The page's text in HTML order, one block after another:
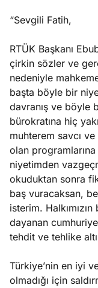
“Sevgili Fatih,
RTÜK Başkanı
çirkin sözler ve
nedeniyle
başta böyle bir
davranış ve böyle
bürokratına hiç
muhterem savcı ve
olan
niyetimden
okuduktan sonra
baş vuracaksan,
isterim.
dayanan
tehdit ve tehlike
Türkiye’nin en iyi
olmadığı için